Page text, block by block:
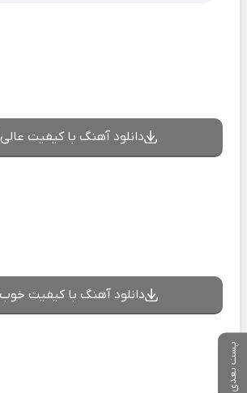
پست بعدی
دانلود آهنگ با کیفیت عالی 320
دانلود آهنگ با کیفیت خوب 128